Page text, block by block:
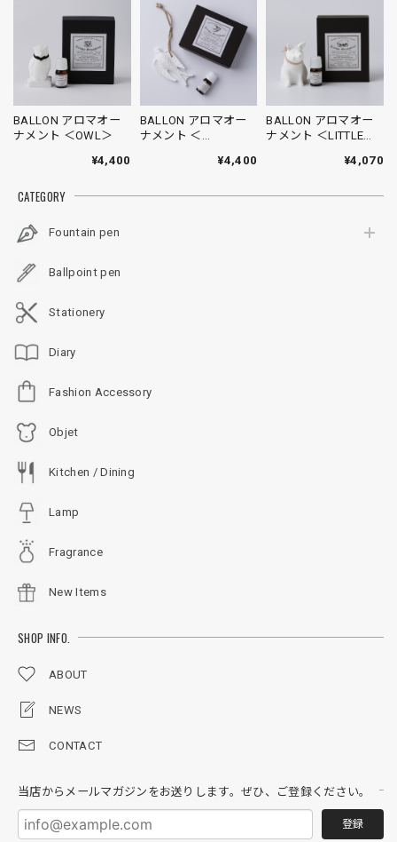
CATEGORY
Fountain pen
Ballpoint pen
Stationery
Diary
Fashion Accessory
Objet
Kitchen / Dining
Lamp
Fragrance
New Items
SHOP INFO.
ABOUT
NEWS
CONTACT
当店からメールマガジンをお送りします。ぜひ、ご登録ください。
登録
BALLON アロマオー
ナメント ＜OWL＞
¥4,400
BALLON アロマオー
ナメント ＜
¥4,400
BALLON アロマオー
ナメント ＜LITTLE
¥4,070